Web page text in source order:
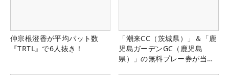
仲宗根澄香が平均パット数
『TRTL』で6人抜き！
「潮来CC（茨城県）」＆「鹿
児島ガーデンGC（鹿児島
県）」の無料プレー券が当た